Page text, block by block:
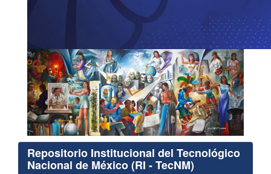
Repositorio Institucional del Tecnológico
Nacional de México (RI - TecNM)